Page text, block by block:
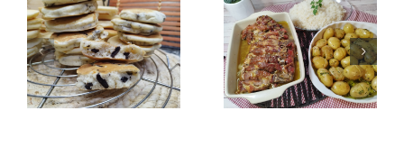
Panquecas
com Oreo
Entrecosto
italiano c/
batata a
murro e